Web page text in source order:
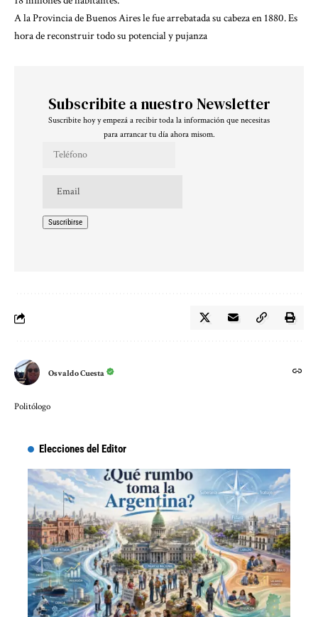
A la Provincia de Buenos Aires le fue arrebatada su cabeza en 1880. Es
hora de reconstruir todo su potencial y pujanza
Subscribite a nuestro Newsletter
Suscribite hoy y empezá a recibir toda la información que necesitas
para arrancar tu día ahora misom.
Osvaldo Cuesta
Politólogo
Elecciones del Editor